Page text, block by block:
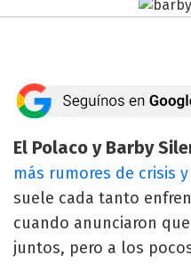
El Polaco y Barby
más rumores de crisis
suele cada tanto
cuando anunciaron
juntos, pero a los